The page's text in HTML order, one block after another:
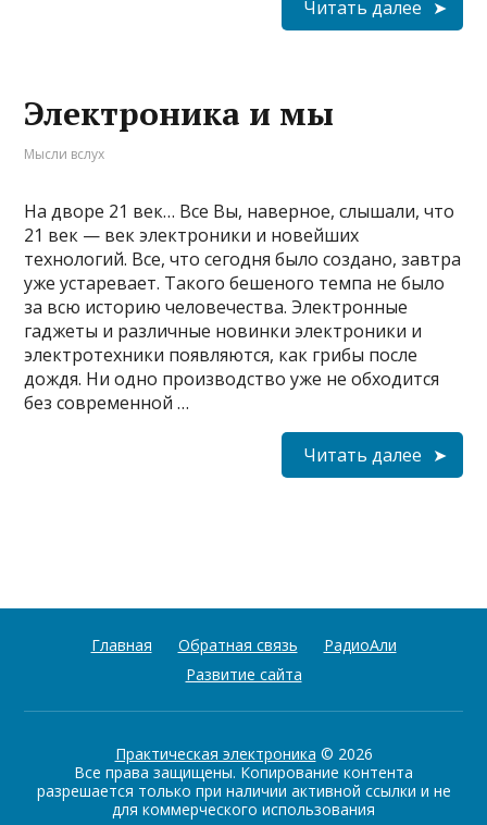
Читать далее
Электроника и мы
Мысли вслух
На дворе 21 век… Все Вы, наверное, слышали, что
21 век — век электроники и новейших
технологий. Все, что сегодня было создано, завтра
уже устаревает. Такого бешеного темпа не было
за всю историю человечества. Электронные
гаджеты и различные новинки электроники и
электротехники появляются, как грибы после
дождя. Ни одно производство уже не обходится
без современной …
Читать далее
Главная Обратная связь
РадиоАли
Развитие сайта
Практическая электроника © 2026
Все права защищены. Копирование контента
разрешается только при наличии активной ссылки и не
для коммерческого использования